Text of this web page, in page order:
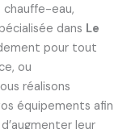
eau,
dans Le
pour tout
ou
réalisons
équipements afin
leur